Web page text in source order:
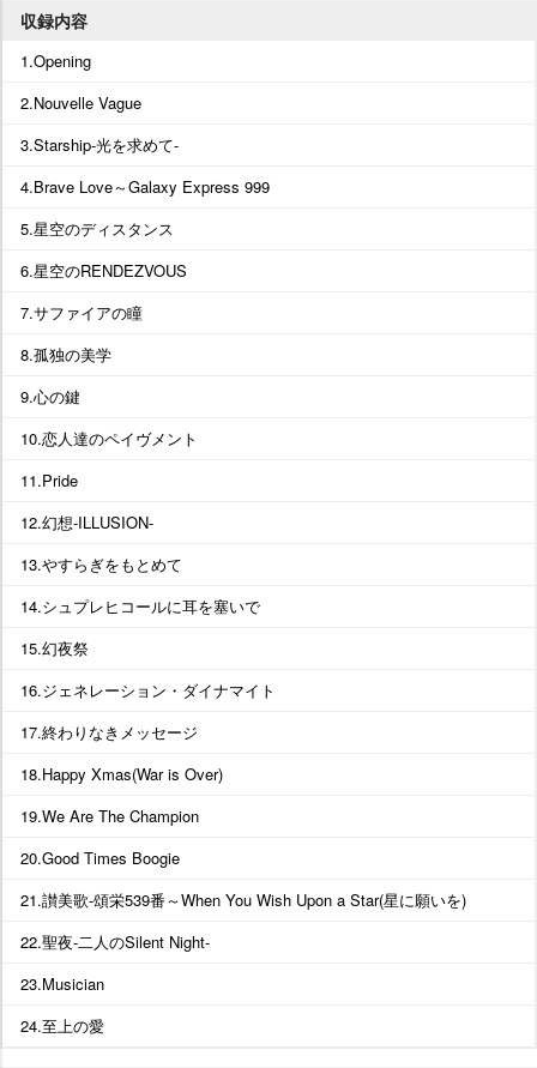
収録内容
1.Opening
2.Nouvelle Vague
3.Starship-光を求めて-
4.Brave Love～Galaxy Express 999
5.星空のディスタンス
6.星空のRENDEZVOUS
7.サファイアの瞳
8.孤独の美学
9.心の鍵
10.恋人達のペイヴメント
11.Pride
12.幻想-ILLUSION-
13.やすらぎをもとめて
14.シュプレヒコールに耳を塞いで
15.幻夜祭
16.ジェネレーション・ダイナマイト
17.終わりなきメッセージ
18.Happy Xmas(War is Over)
19.We Are The Champion
20.Good Times Boogie
21.讃美歌-頌栄539番～When You Wish Upon a Star(星に願いを)
22.聖夜-二人のSilent Night-
23.Musician
24.至上の愛